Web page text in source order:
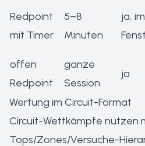
Redpoint
mit Timer
5–8
Minuten
ja, im
offen
Redpoint
ganze
Session
ja
Wertung im Circuit-Format
Circuit-Wettkämpfe nutzen
Tops/Zones/Versuche-